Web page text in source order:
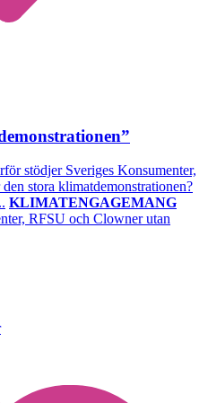
stödjer Sveriges Konsumenter,
stora klimatdemonstrationen?
KLIMATENGAGEMANG
RFSU och Clowner utan